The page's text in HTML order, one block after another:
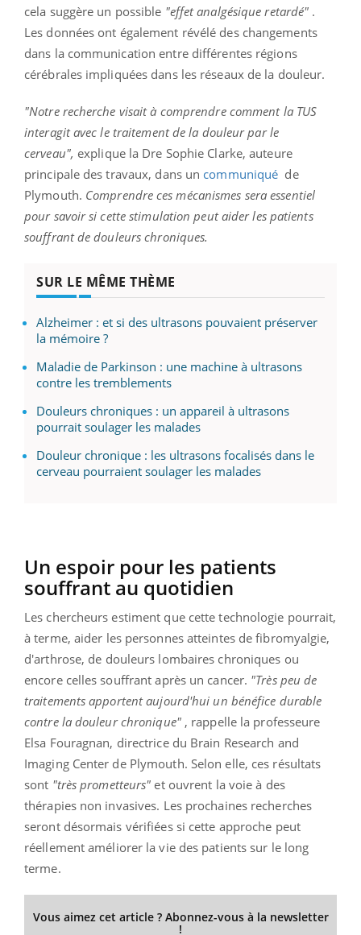
cela suggère un possible "effet analgésique retardé" .
Les données ont également révélé des changements
dans la communication entre différentes régions
cérébrales impliquées dans les réseaux de la douleur.
"Notre recherche visait à comprendre comment la TUS
interagit avec le traitement de la douleur par le
cerveau", explique la Dre Sophie Clarke, auteure
principale des travaux, dans un communiqué de
Plymouth. Comprendre ces mécanismes sera essentiel
pour savoir si cette stimulation peut aider les patients
souffrant de douleurs chroniques.
SUR LE MÊME THÈME
Alzheimer : et si des ultrasons pouvaient préserver
la mémoire ?
Maladie de Parkinson : une machine à ultrasons
contre les tremblements
Douleurs chroniques : un appareil à ultrasons
pourrait soulager les malades
Douleur chronique : les ultrasons focalisés dans le
cerveau pourraient soulager les malades
Un espoir pour les patients
souffrant au quotidien
Les chercheurs estiment que cette technologie pourrait,
à terme, aider les personnes atteintes de fibromyalgie,
d'arthrose, de douleurs lombaires chroniques ou
encore celles souffrant après un cancer. "Très peu de
traitements apportent aujourd'hui un bénéfice durable
contre la douleur chronique", rappelle la professeure
Elsa Fouragnan, directrice du Brain Research and
Imaging Center de Plymouth. Selon elle, ces résultats
sont "très prometteurs" et ouvrent la voie à des
thérapies non invasives. Les prochaines recherches
seront désormais vérifiées si cette approche peut
réellement améliorer la vie des patients sur le long
terme.
Vous aimez cet article ? Abonnez-vous à la newsletter
!